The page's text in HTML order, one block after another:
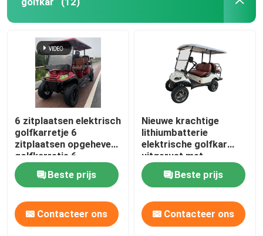
6 zitplaatsen elektrisch
golfkarretje 6
zitplaatsen opgeheven
golfkarretje 6
zitplaatsen EV
golfkarretjeBeste prijs
Contacteer ons
Nieuwe krachtige
lithiumbatterie
elektrische golfkar
uitgerust met
veiligheidsysteem voor
sightseeing bus Top
Golf
Beste prijs
Contacteer ons